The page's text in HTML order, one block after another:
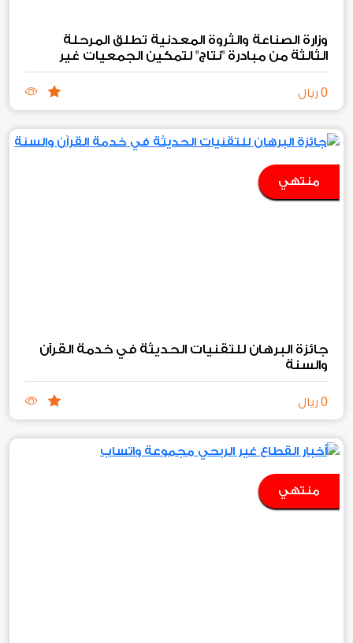
وزارة الصناعة والثروة المعدنية تطلق المرحلة
الثالثة من مبادرة "نتاج" لتمكين الجمعيات غير
الربحية الصناعية والتعدينية
0 ريال
منتهي
جائزة البرهان للتقنيات الحديثة في خدمة القرآن
والسنة
0 ريال
منتهي